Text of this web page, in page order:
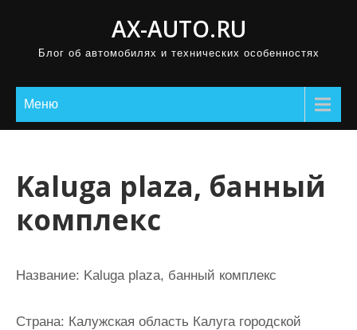
AX-AUTO.RU
Блог об автомобилях и технических особенностях
Меню
Kaluga plaza, банный
комплекс
Название: Kaluga plaza, банный комплекс
Страна: Калужская область Калуга городской